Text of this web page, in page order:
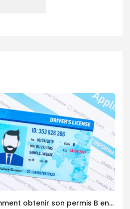
Permis accéléré : comment obtenir son permis B en moins d’un mois ?